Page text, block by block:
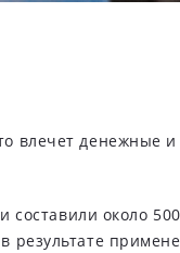
влечет денежные
составили около
результате